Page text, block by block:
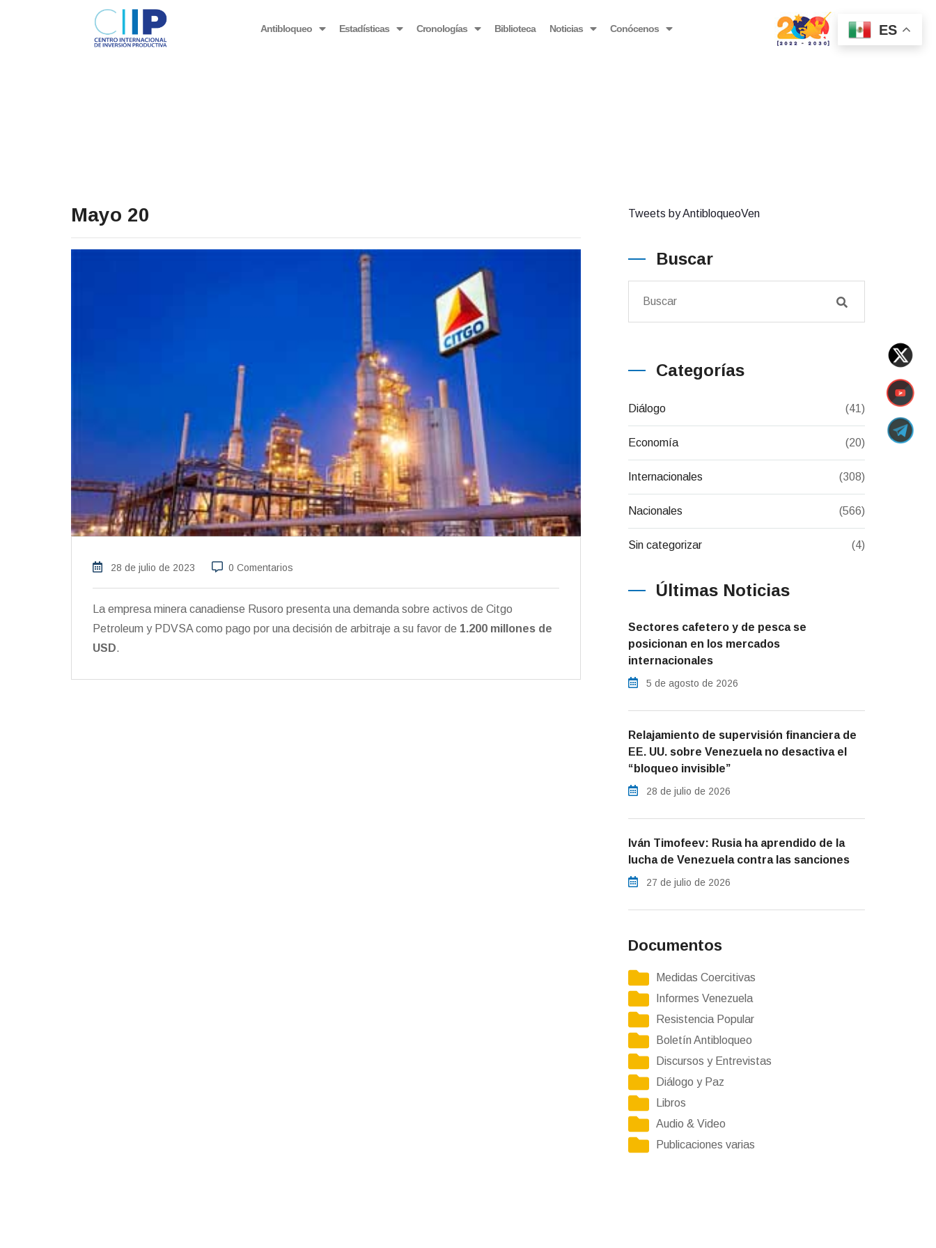
Antibloqueo Estadísticas Cronologías Biblioteca Noticias Conócenos
Mayo 20
28 de julio de 2023 0 Comentarios
La empresa minera canadiense Rusoro presenta una demanda sobre activos de Citgo
Petroleum y PDVSA como pago por una decisión de arbitraje a su favor de 1.200 millones de
USD.
Tweets by AntibloqueoVen
Buscar
Categorías
Diálogo (41)
Economía (20)
Internacionales (308)
Nacionales (566)
Sin categorizar (4)
Últimas Noticias
Sectores cafetero y de pesca se
posicionan en los mercados
internacionales
5 de agosto de 2026
Relajamiento de supervisión financiera de
EE. UU. sobre Venezuela no desactiva el
“bloqueo invisible”
28 de julio de 2026
Iván Timofeev: Rusia ha aprendido de la
lucha de Venezuela contra las sanciones
27 de julio de 2026
Documentos
Medidas Coercitivas
Informes Venezuela
Resistencia Popular
Boletín Antibloqueo
Discursos y Entrevistas
Diálogo y Paz
Libros
Audio & Video
Publicaciones varias
ES